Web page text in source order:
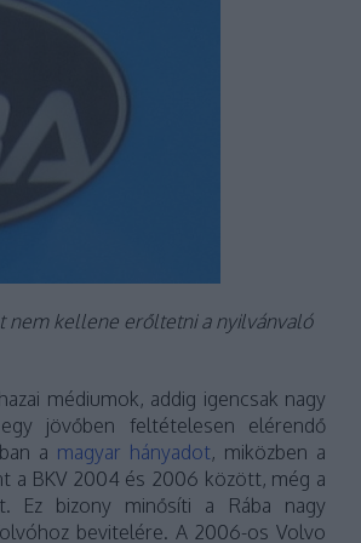
nem kellene erőltetni a nyilvánvaló
médiumok, addig igencsak nagy
jövőben feltételesen elérendő
a magyar hányadot, miközben a
a BKV 2004 és 2006 között, még a
Ez bizony minősíti a Rába nagy
bevitelére. A 2006-os Volvo